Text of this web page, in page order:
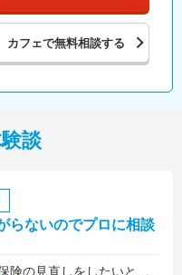
カフェで無料相談する
談
らないのでプロに相談